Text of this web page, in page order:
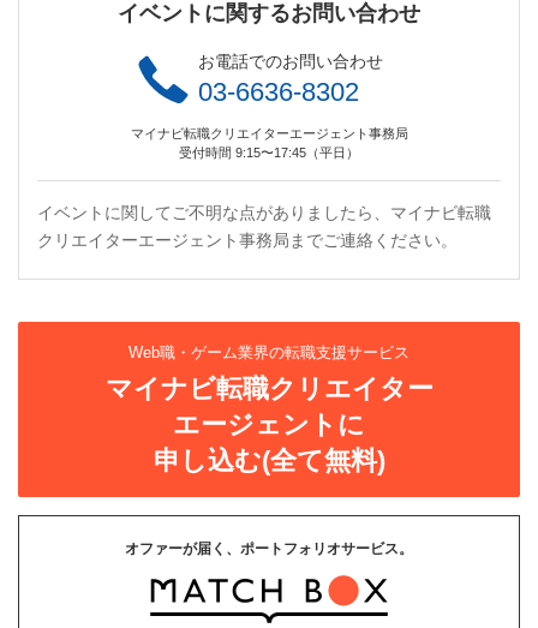
イベントに関するお問い合わせ
お電話でのお問い合わせ
03-6636-8302
マイナビ転職クリエイターエージェント事務局
受付時間 9:15〜17:45（平日）
イベントに関してご不明な点がありましたら、マイナビ転職
クリエイターエージェント事務局までご連絡ください。
Web職・ゲーム業界の転職支援サービス
マイナビ転職クリエイター
エージェントに
申し込む(全て無料)
オファーが届く、ポートフォリオサービス。